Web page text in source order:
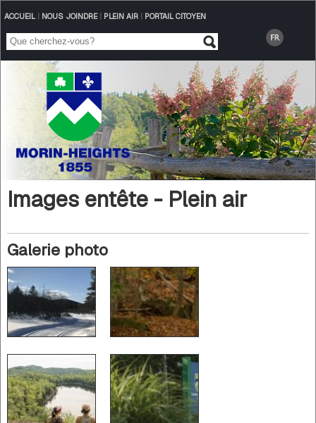
ACCUEIL| NOUS JOINDRE| PLEIN AIR| PORTAIL CITOYEN
Images entête - Plein air
Galerie photo